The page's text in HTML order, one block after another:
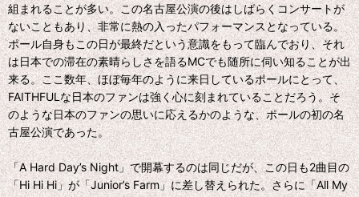
組まれることが多い。この名古屋公演の後はしばらくコンサートが
ないこともあり、非常に熱の入ったパフォーマンスとなっている。
ポール自身もこの日が最終だという意識をもって臨んでおり、それ
は日本での滞在の素晴らしさを語るMCでも随所に伺い知ることが出
来る。ここ数年、ほぼ毎年のように来日しているポールにとって、
FAITHFULな日本のファンは強く心に刻まれていることだろう。そ
のような日本のファンの思いに応えるかのような、ポールの初の名
古屋公演であった。
「A Hard Day’s Night」で開幕するのは同じだが、この日も2曲目の
「Hi Hi Hi」が「Junior’s Farm」に差し替えられた。さらに「All My